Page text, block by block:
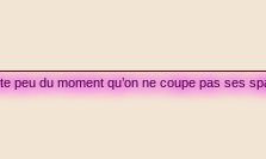
peu du moment qu’on ne coupe pas ses